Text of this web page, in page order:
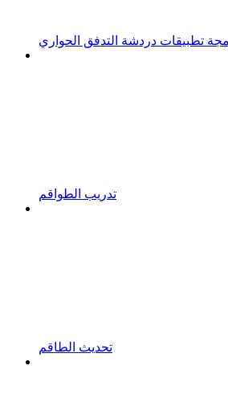
تطبيقات دردشة التدفق الحواري
تدريب الطواقم
تحديث الطاقم